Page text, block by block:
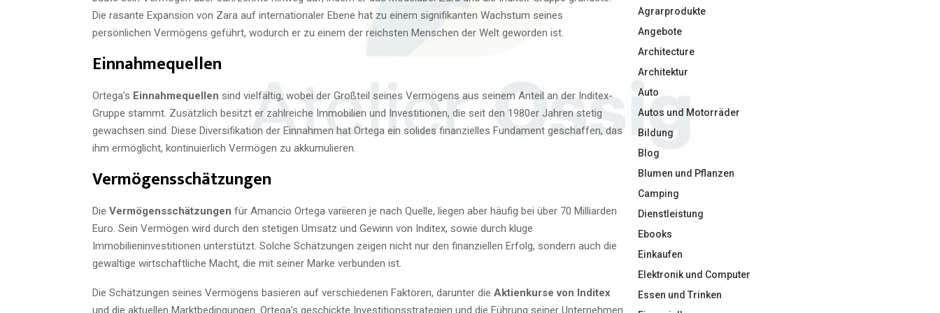
Die rasante Expansion von Zara auf internationaler Ebene hat zu einem signifikanten Wachstum seines
persönlichen Vermögens geführt, wodurch er zu einem der reichsten Menschen der Welt geworden ist.
Einnahmequellen
Ortega’s Einnahmequellen sind vielfältig, wobei der Großteil seines Vermögens aus seinem Anteil an der Inditex-
Gruppe stammt. Zusätzlich besitzt er zahlreiche Immobilien und Investitionen, die seit den 1980er Jahren stetig
gewachsen sind. Diese Diversifikation der Einnahmen hat Ortega ein solides finanzielles Fundament geschaffen, das
ihm ermöglicht, kontinuierlich Vermögen zu akkumulieren.
Vermögensschätzungen
Die Vermögensschätzungen für Amancio Ortega variieren je nach Quelle, liegen aber häufig bei über 70 Milliarden
Euro. Sein Vermögen wird durch den stetigen Umsatz und Gewinn von Inditex, sowie durch kluge
Immobilieninvestitionen unterstützt. Solche Schätzungen zeigen nicht nur den finanziellen Erfolg, sondern auch die
gewaltige wirtschaftliche Macht, die mit seiner Marke verbunden ist.
Die Schätzungen seines Vermögens basieren auf verschiedenen Faktoren, darunter die Aktienkurse von Inditex
und die aktuellen Marktbedingungen. Ortega’s geschickte Investitionsstrategien und die Führung seiner Unternehmen
Agrarprodukte
Angebote
Architecture
Architektur
Auto
Autos und Motorräder
Bildung
Blog
Blumen und Pflanzen
Camping
Dienstleistung
Ebooks
Einkaufen
Elektronik und Computer
Essen und Trinken